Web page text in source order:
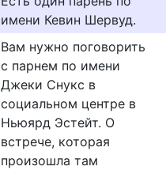
имени Кевин Шервуд.
Вам нужно поговорить
с парнем по имени
Джеки Снукс в
социальном центре в
Ньюярд Эстейт. О
встрече, которая
произошла там